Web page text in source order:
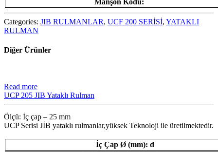
Manşon Kodu:
Categories: JIB RULMANLAR, UCF 200 SERİSİ, YATAKLI
RULMAN
Diğer Ürünler
Read more
UCP 205 JIB Yataklı Rulman
Ölçü: İç çap – 25 mm
UCP Serisi JİB ​​yataklı rulmanlar,yüksek Teknoloji ile üretilmektedir.
İç Çap Ø (mm): d